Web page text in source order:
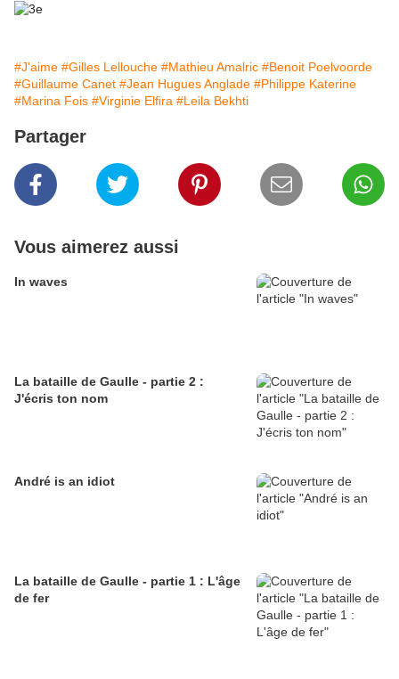
#J'aime #Gilles Lellouche #Mathieu Amalric #Benoit Poelvoorde
#Guillaume Canet #Jean Hugues Anglade #Philippe Katerine
#Marina Fois #Virginie Elfira #Leila Bekhti
Partager
Vous aimerez aussi
In waves
La bataille de Gaulle - partie 2 :
J'écris ton nom
André is an idiot
La bataille de Gaulle - partie 1 : L'âge
de fer